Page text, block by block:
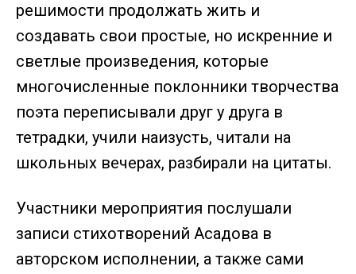
решимости продолжать жить и
создавать свои простые, но искренние и
светлые произведения, которые
многочисленные поклонники творчества
поэта переписывали друг у друга в
тетрадки, учили наизусть, читали на
школьных вечерах, разбирали на цитаты.
Участники мероприятия послушали
записи стихотворений Асадова в
авторском исполнении, а также сами